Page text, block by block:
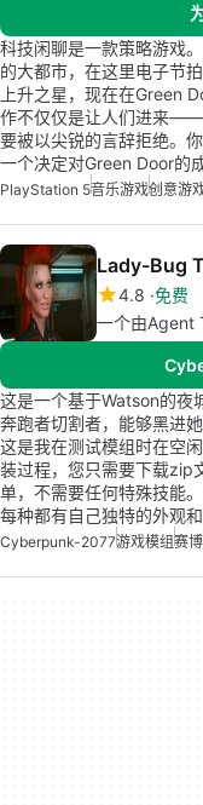
科技闲聊是一款策略游戏
的大都市，在这里电子节
上升之星，现在在Green
作不仅仅是让人们进来——
要被以尖锐的言辞拒绝。
一个决定对Green Door的
PlayStation 5音乐游戏创意游
Lady-Bug
4.8 免费
一个由Agent
这是一个基于Watson的夜
奔跑者切割者，能够黑进
这是我在测试模组时在空
装过程，您只需要下载zip
单，不需要任何特殊技能
每种都有自己独特的外观和
Cyberpunk-2077游戏模组赛